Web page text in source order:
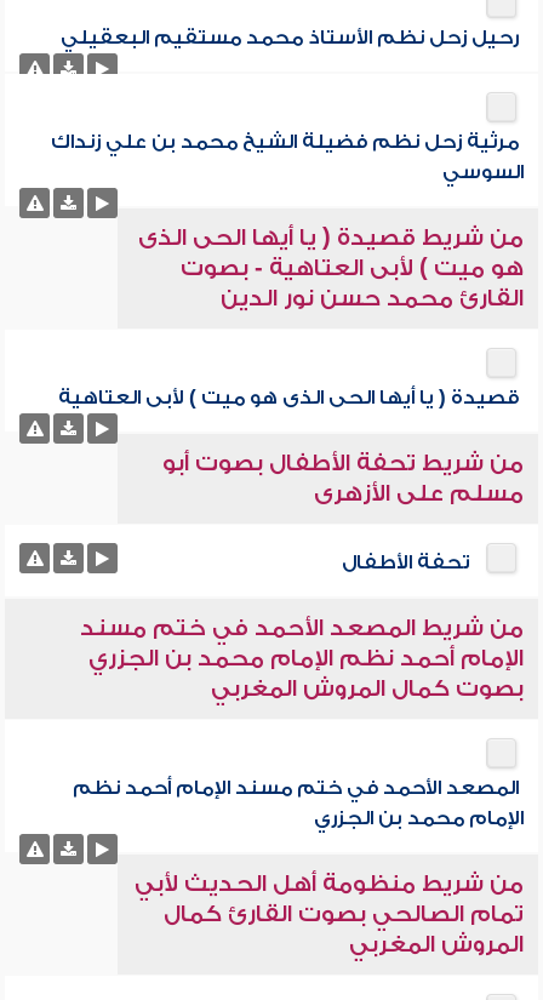
رحيل زحل نظم الأستاذ محمد مستقيم البعقيلي
مرثية زحل نظم فضيلة الشيخ محمد بن علي زنداك
السوسي
من شريط قصيدة ( يا أيها الحى الذى
هو ميت ) لأبى العتاهية - بصوت
القارئ محمد حسن نور الدين
قصيدة ( يا أيها الحى الذى هو ميت ) لأبى العتاهية
من شريط تحفة الأطفال بصوت أبو
مسلم على الأزهرى
تحفة الأطفال
من شريط المصعد الأحمد في ختم مسند
الإمام أحمد نظم الإمام محمد بن الجزري
بصوت كمال المروش المغربي
المصعد الأحمد في ختم مسند الإمام أحمد نظم
الإمام محمد بن الجزري
من شريط منظومة أهل الحديث لأبي
تمام الصالحي بصوت القارئ كمال
المروش المغربي